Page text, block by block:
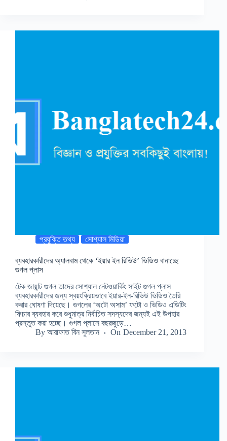
প্রযুক্তি তথ্য সোশ্যাল মিডিয়া
ব্যবহারকারীদের অ্যালবাম থেকে ‘ইয়ার ইন রিভিউ’ ভিডিও বানাচ্ছে
গুগল প্লাস
টেক জায়ান্ট গুগল তাদের সোশ্যাল নেটওয়ার্কিং সাইট গুগল প্লাস
ব্যবহারকারীদের জন্য স্বয়ংক্রিয়ভাবে ইয়ার-ইন-রিভিউ ভিডিও তৈরি
করার ঘোষণা দিয়েছে। গুগলের ‘অটো অসাম’ ফটো ও ভিডিও এডিটিং
ফিচার ব্যবহার করে শুধুমাত্র নির্বাচিত সদস্যদের জন্যই এই উপহার
প্রস্তুত করা হচ্ছে। গুগল প্লাসে বছরজুড়ে…
By আরাফাত বিন সুলতান On December 21, 2013